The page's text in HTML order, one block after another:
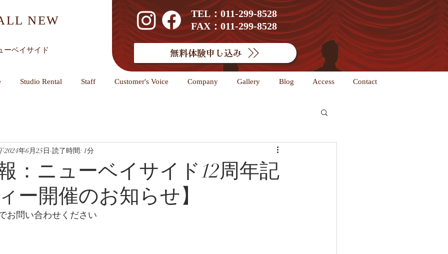
NEW
ベイサイド
TEL：011-299-8528
FAX：011-299-8528
無料体験申し込み
Studio Rental Staff Customer's Voice Company Gallery Blog Access Contact
：ニューベイサイド12周年記
ー開催のお知らせ】
2024年6月25日 読了時間: 1分
お問い合わせください